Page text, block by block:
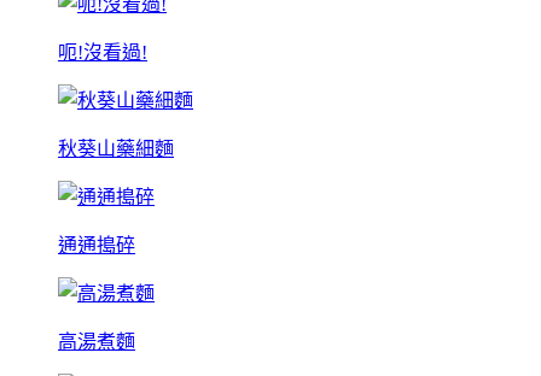
呃!沒看過!
秋葵山藥細麵
通通搗碎
高湯煮麵